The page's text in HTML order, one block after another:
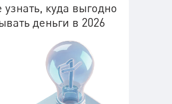
узнать, куда выгодно
деньги в 2026